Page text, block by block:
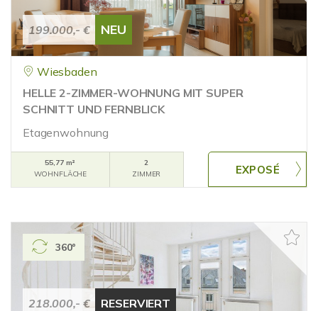
199.000,- € NEU
Wiesbaden
HELLE 2-ZIMMER-WOHNUNG MIT SUPER
SCHNITT UND FERNBLICK
Etagenwohnung
55,77 m²
WOHNFLÄCHE
2
ZIMMER
218.000,- € RESERVIERT
360°